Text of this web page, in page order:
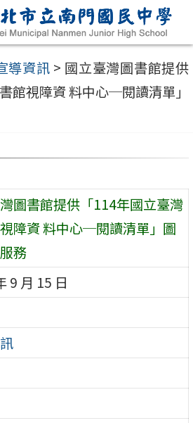
導資訊 > 國立臺灣圖書館提供
館視障資 料中心─閱讀清單」
圖書館提供「114年國立臺灣
障資 料中心─閱讀清單」圖
務
9 月 15 日